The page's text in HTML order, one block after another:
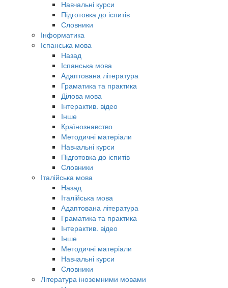
Навчальні курси
Підготовка до іспитів
Словники
Інформатика
Іспанська мова
Назад
Іспанська мова
Адаптована література
Граматика та практика
Ділова мова
Інтерактив. відео
Інше
Країнознавство
Методичні матеріали
Навчальні курси
Підготовка до іспитів
Словники
Італійська мова
Назад
Італійська мова
Адаптована література
Граматика та практика
Інтерактив. відео
Інше
Методичні матеріали
Навчальні курси
Словники
Література іноземними мовами